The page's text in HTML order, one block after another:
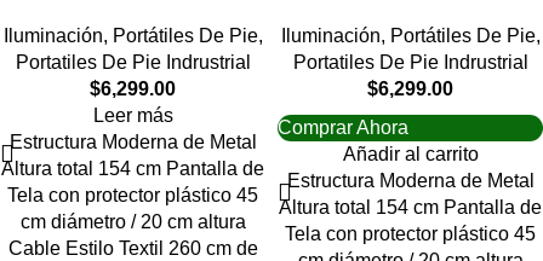
Iluminación, Portátiles De Pie,
Portatiles De Pie Indrustrial
$6,299.00
Leer más
Estructura Moderna de Metal
Altura total 154 cm Pantalla de
Tela con protector plástico 45
cm diámetro / 20 cm altura
Cable Estilo Textil 260 cm de
Iluminación, Portátiles De Pie,
Portatiles De Pie Indrustrial
$6,299.00
Comprar Ahora
Añadir al carrito
Estructura Moderna de Metal
Altura total 154 cm Pantalla de
Tela con protector plástico 45